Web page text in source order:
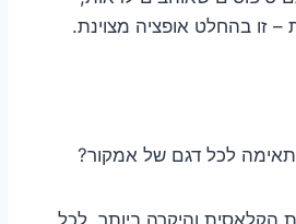
זו בהחלט אופציה מצוינת.
לכל דגם של אמקור?
הקלאסית והיקרה ביותר. לכל